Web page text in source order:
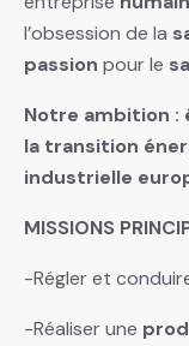
l’obsession de la
passion pour le
Notre ambition :
la transition
industrielle
MISSIONS
-Régler et
-Réaliser une